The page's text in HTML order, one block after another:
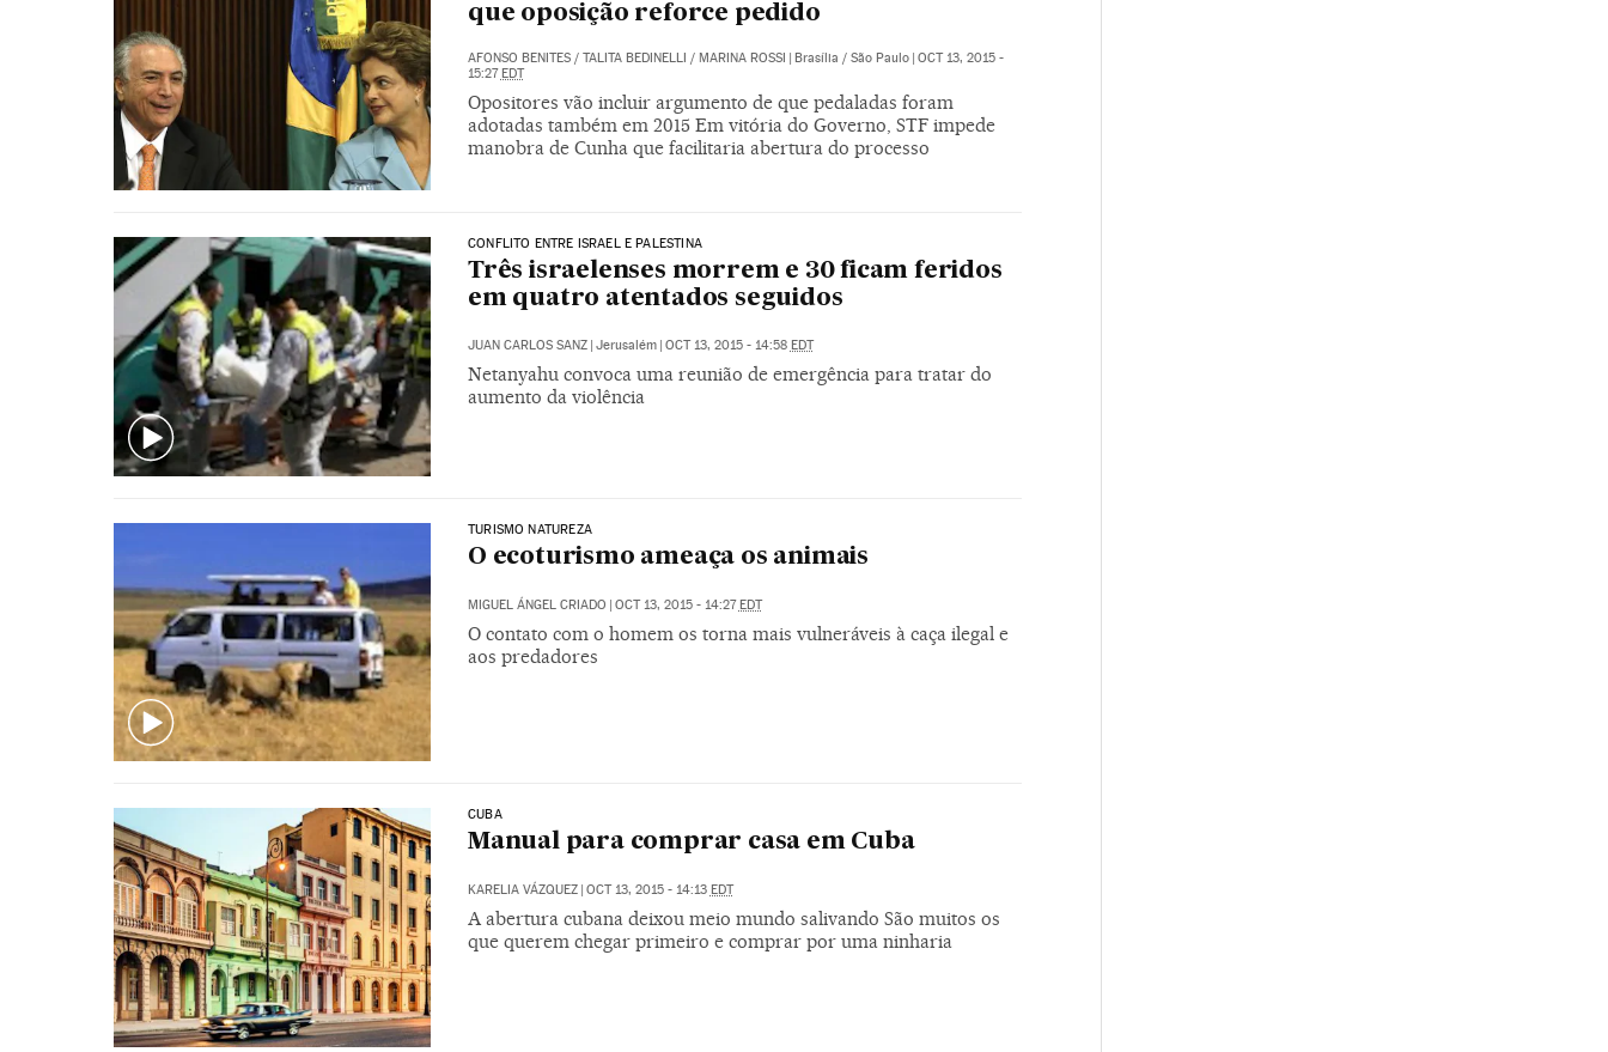
que oposição reforce pedido
AFONSO BENITES/ TALITA BEDINELLI / MARINA ROSSI Brasília / São Paulo OCT 13, 2015 -
15:27 EDT
Opositores vão incluir argumento de que pedaladas foram
adotadas também em 2015 Em vitória do Governo, STF impede
manobra de Cunha que facilitaria abertura do processo
CONFLITO ENTRE ISRAEL E PALESTINA
Três israelenses morrem e 30 ficam feridos
em quatro atentados seguidos
JUAN CARLOS SANZ Jerusalém OCT 13, 2015 - 14:58 EDT
Netanyahu convoca uma reunião de emergência para tratar do
aumento da violência
TURISMO NATUREZA
O ecoturismo ameaça os animais
MIGUEL ÁNGEL CRIADO | OCT 13, 2015 - 14:27EDT
O contato com o homem os torna mais vulneráveis à caça ilegal e
aos predadores
CUBA
Manual para comprar casa em Cuba
KARELIA VÁZQUEZ | OCT 13, 2015 - 14:13 EDT
A abertura cubana deixou meio mundo salivando São muitos os
que querem chegar primeiro e comprar por uma ninharia